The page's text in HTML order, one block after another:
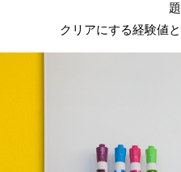
クリアにする経験値